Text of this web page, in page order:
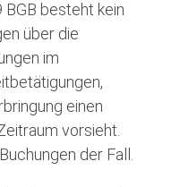
BGB besteht kein
über die
im
einen
vorsieht.
der Fall.